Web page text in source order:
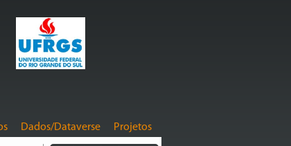
Dados/Dataverse Projetos